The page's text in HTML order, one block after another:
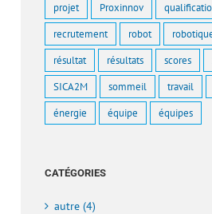
projet Proxinnov
recrutement robot
résultat résultats scores
SICA2M sommeil travail
énergie équipe équipes
CATÉGORIES
autre (4)